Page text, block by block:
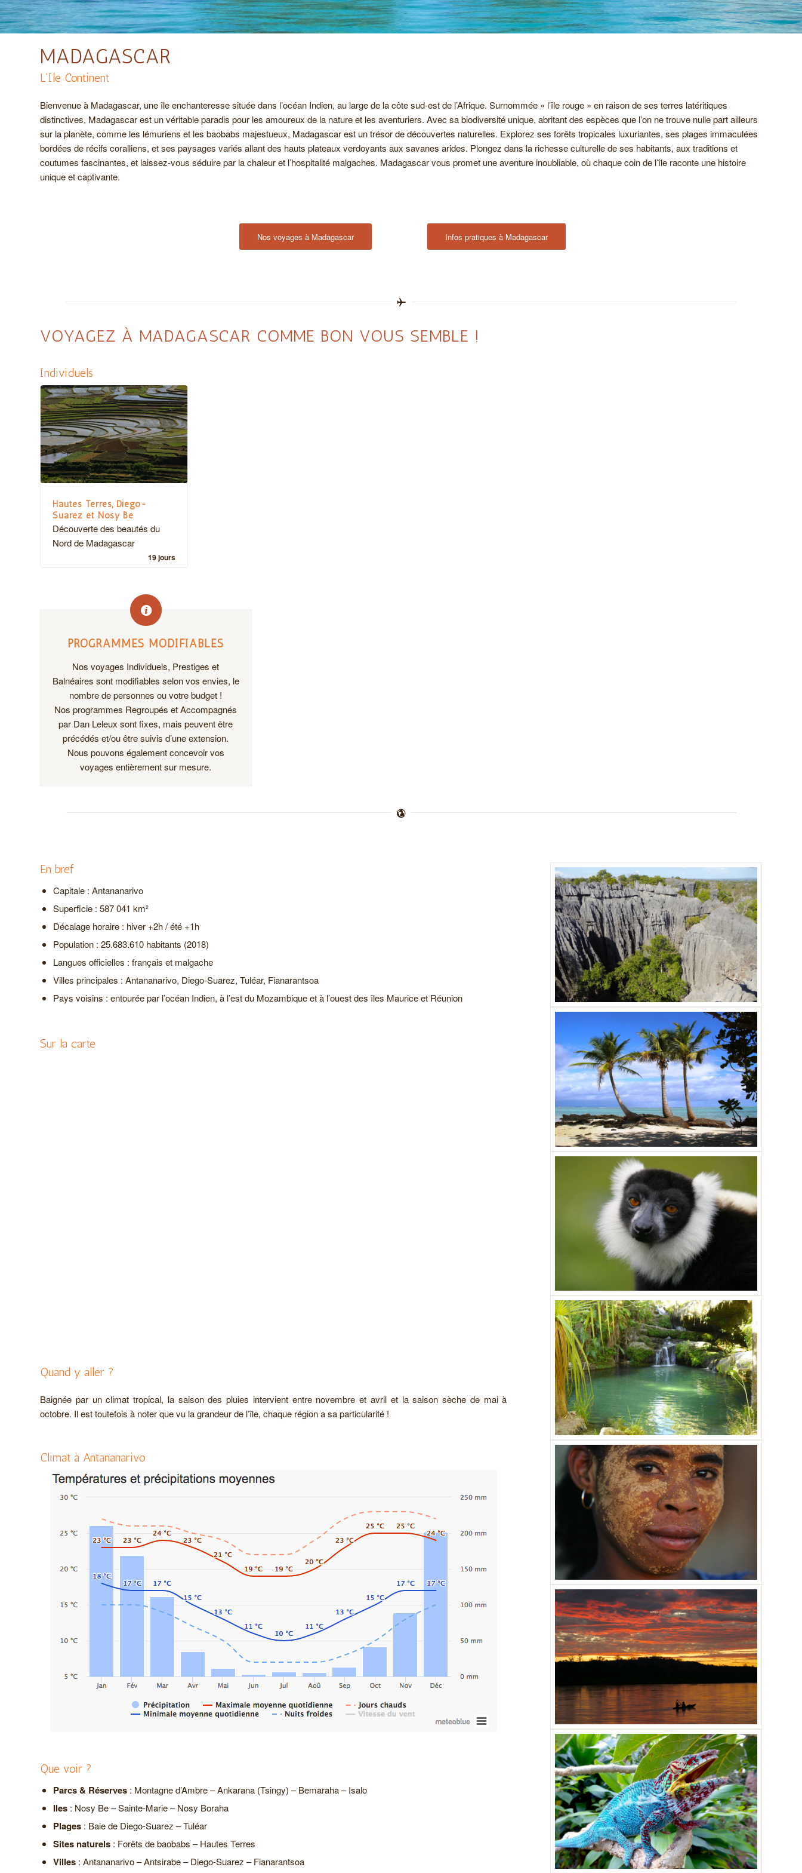
MADAGASCAR
L’Ile Continent
Bienvenue à Madagascar, une île enchanteresse située dans l’océan Indien, au large de la côte sud-est de l’Afrique. Surnommée « l’île rouge » en raison de ses terres latéritiques
distinctives, Madagascar est un véritable paradis pour les amoureux de la nature et les aventuriers. Avec sa biodiversité unique, abritant des espèces que l’on ne trouve nulle part ailleurs
sur la planète, comme les lémuriens et les baobabs majestueux, Madagascar est un trésor de découvertes naturelles. Explorez ses forêts tropicales luxuriantes, ses plages immaculées
bordées de récifs coralliens, et ses paysages variés allant des hauts plateaux verdoyants aux savanes arides. Plongez dans la richesse culturelle de ses habitants, aux traditions et
coutumes fascinantes, et laissez-vous séduire par la chaleur et l’hospitalité malgaches. Madagascar vous promet une aventure inoubliable, où chaque coin de l’île raconte une histoire
unique et captivante.
Nos voyages à Madagascar Infos pratiques à Madagascar
VOYAGEZ À MADAGASCAR COMME BON VOUS SEMBLE !
Individuels
Hautes Terres, Diego-
Suarez et Nosy Be
Découverte des beautés du
Nord de Madagascar
19 jours
PROGRAMMES MODIFIABLES
Nos voyages Individuels, Prestiges et
Balnéaires sont modifiables selon vos envies, le
nombre de personnes ou votre budget !
Nos programmes Regroupés et Accompagnés
par Dan Leleux sont fixes, mais peuvent être
précédés et/ou être suivis d’une extension.
Nous pouvons également concevoir vos
voyages entièrement sur mesure.
En bref
Capitale : Antananarivo
Superficie : 587 041 km²
Décalage horaire : hiver +2h / été +1h
Population : 25.683.610 habitants (2018)
Langues officielles : français et malgache
Villes principales : Antananarivo, Diego-Suarez, Tuléar, Fianarantsoa
Pays voisins : entourée par l’océan Indien, à l’est du Mozambique et à l’ouest des îles Maurice et Réunion
Sur la carte
Quand y aller ?
Baignée par un climat tropical, la saison des pluies intervient entre novembre et avril et la saison sèche de mai à
octobre. Il est toutefois à noter que vu la grandeur de l’île, chaque région a sa particularité !
Climat à Antananarivo
Que voir ?
Parcs & Réserves : Montagne d’Ambre – Ankarana (Tsingy) – Bemaraha – Isalo
Iles : Nosy Be – Sainte-Marie – Nosy Boraha
Plages : Baie de Diego-Suarez – Tuléar
Sites naturels : Forêts de baobabs – Hautes Terres
Villes : Antananarivo – Antsirabe – Diego-Suarez – Fianarantsoa